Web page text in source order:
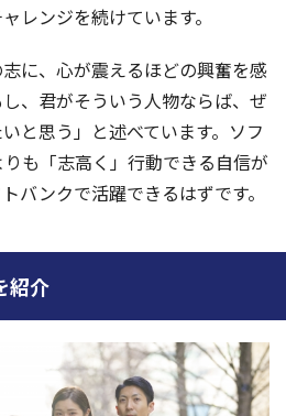
レンジを続けています。
に、心が震えるほどの興奮を感
、君がそういう人物ならば、ぜ
と思う」と述べています。ソフ
も「志高く」行動できる自信が
バンクで活躍できるはずです。
紹介